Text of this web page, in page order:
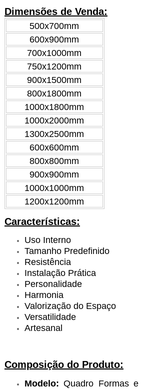
Dimensões de Venda:
500x700mm
600x900mm
700x1000mm
750x1200mm
900x1500mm
800x1800mm
1000x1800mm
1000x2000mm
1300x2500mm
600x600mm
800x800mm
900x900mm
1000x1000mm
1200x1200mm
Características:
Uso Interno
Tamanho Predefinido
Resistência
Instalação Prática
Personalidade
Harmonia
Valorização do Espaço
Versatilidade
Artesanal
Composição do Produto:
Modelo: Quadro Formas